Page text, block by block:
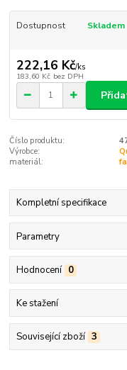
Dostupnost Skladem
222,16 Kč/ks
183,60 Kč bez DPH
Číslo produktu:
Výrobce:
materiál:
Kompletní specifikace
Parametry
Hodnocení 0
Ke stažení
Související zboží 3